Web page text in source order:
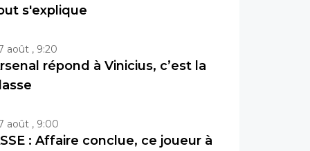
s'explique
août , 9:20
répond à Vinicius, c’est la
août , 9:00
: Affaire conclue, ce joueur à